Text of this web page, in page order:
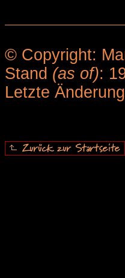
© Copyright:
Stand (as of):
Letzte Änderung